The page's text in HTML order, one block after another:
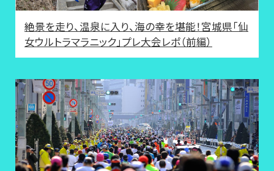
絶景を走り、温泉に入り、海の幸を堪能！宮城県「仙
女ウルトラマラニック」プレ大会レポ（前編）